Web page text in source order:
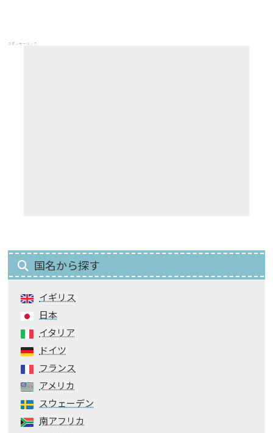
スポンサーリンク
国名から探す
イギリス
日本
イタリア
ドイツ
フランス
アメリカ
スウェーデン
南アフリカ